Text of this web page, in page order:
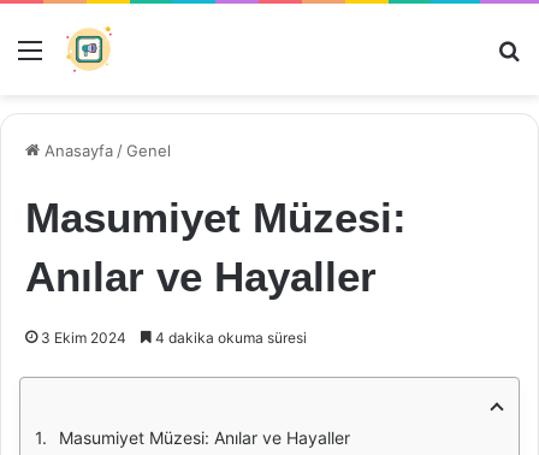
Menü
Anasayfa /Genel
Masumiyet Müzesi:
Anılar ve Hayaller
3 Ekim 2024 4 dakika okuma süresi
Masumiyet Müzesi: Anılar ve Hayaller